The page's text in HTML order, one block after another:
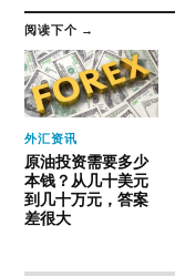
阅读下个 →
外汇资讯
原油投资需要多少
本钱？从几十美元
到几十万元，答案
差很大